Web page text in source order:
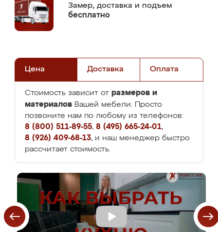
Замер, доставка и подъем
бесплатно
Цена Доставка Оплата
Стоимость зависит от размеров и
материалов Вашей мебели. Просто
позвоните нам по любому из телефонов:
8 (800) 511-89-55, 8 (495) 665-24-01,
8 (926) 409-68-13, и наш менеджер быстро
рассчитает стоимость.